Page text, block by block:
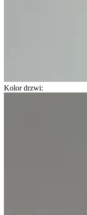
Kolor drzwi: